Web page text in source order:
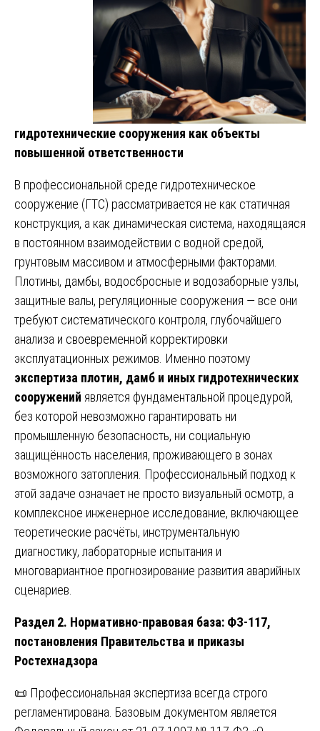
гидротехнические сооружения как объекты
повышенной ответственности
В профессиональной среде гидротехническое
сооружение (ГТС) рассматривается не как статичная
конструкция, а как динамическая система, находящаяся
в постоянном взаимодействии с водной средой,
грунтовым массивом и атмосферными факторами.
Плотины, дамбы, водосбросные и водозаборные узлы,
защитные валы, регуляционные сооружения — все они
требуют систематического контроля, глубочайшего
анализа и своевременной корректировки
эксплуатационных режимов. Именно поэтому
экспертиза плотин, дамб и иных гидротехнических
сооружений является фундаментальной процедурой,
без которой невозможно гарантировать ни
промышленную безопасность, ни социальную
защищённость населения, проживающего в зонах
возможного затопления. Профессиональный подход к
этой задаче означает не просто визуальный осмотр, а
комплексное инженерное исследование, включающее
теоретические расчёты, инструментальную
диагностику, лабораторные испытания и
многовариантное прогнозирование развития аварийных
сценариев.
Раздел 2. Нормативно-правовая база: ФЗ-117,
постановления Правительства и приказы
Ростехнадзора
📜 Профессиональная экспертиза всегда строго
регламентирована. Базовым документом является